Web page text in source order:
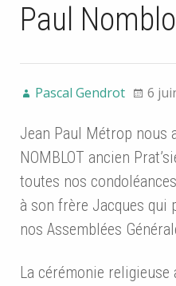
Paul
Pascal Gendrot 6
Jean Paul Métrop nous
NOMBLOT ancien
toutes nos
à son frère Jacques qui
nos Assemblées
La cérémonie